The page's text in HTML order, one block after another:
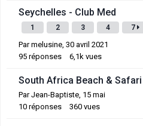
Seychelles - Club Med
1 2 3 4 7
Parmelusine 30 avril 2021
95 réponses 6,1k vues
South Africa Beach & Safari
ParJean-Baptiste 15 mai
10 réponses 360 vues